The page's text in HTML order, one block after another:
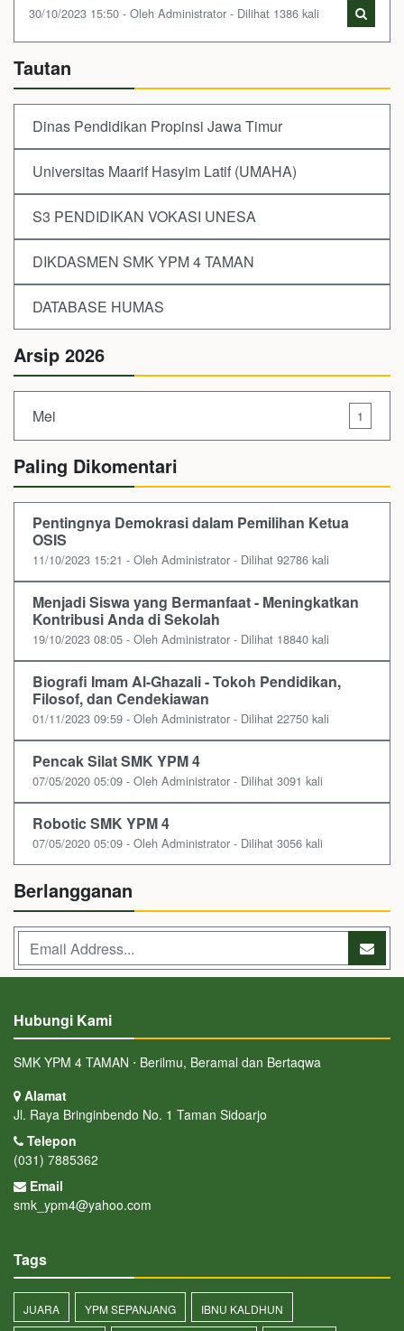
30/10/2023 15:50 - Oleh Administrator - Dilihat 1386 kali
Tautan
Dinas Pendidikan Propinsi Jawa Timur
Universitas Maarif Hasyim Latif (UMAHA)
S3 PENDIDIKAN VOKASI UNESA
DIKDASMEN SMK YPM 4 TAMAN
DATABASE HUMAS
Arsip 2026
Mei 1
Paling Dikomentari
Pentingnya Demokrasi dalam Pemilihan Ketua
OSIS
11/10/2023 15:21 - Oleh Administrator - Dilihat 92786 kali
Menjadi Siswa yang Bermanfaat - Meningkatkan
Kontribusi Anda di Sekolah
19/10/2023 08:05 - Oleh Administrator - Dilihat 18840 kali
Biografi Imam Al-Ghazali - Tokoh Pendidikan,
Filosof, dan Cendekiawan
01/11/2023 09:59 - Oleh Administrator - Dilihat 22750 kali
Pencak Silat SMK YPM 4
07/05/2020 05:09 - Oleh Administrator - Dilihat 3091 kali
Robotic SMK YPM 4
07/05/2020 05:09 - Oleh Administrator - Dilihat 3056 kali
Berlangganan
Hubungi Kami
SMK YPM 4 TAMAN ⋅ Berilmu, Beramal dan Bertaqwa
Alamat
Jl. Raya Bringinbendo No. 1 Taman Sidoarjo
Telepon
(031) 7885362
Email
smk_ypm4@yahoo.com
Tags
JUARA YPM SEPANJANG IBNU KALDHUN